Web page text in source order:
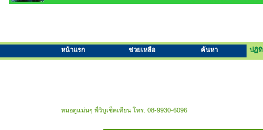
หน้าแรก ช่วยเหลือ ค้นหา ปฏิ
หมอดูแม่นๆ พี่วิบูเช็คเทียน โทร. 08-9930-6096